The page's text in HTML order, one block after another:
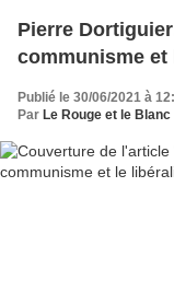
Pierre
communisme
Publié le 30/06/2021 à
Par Le Rouge et le Blanc